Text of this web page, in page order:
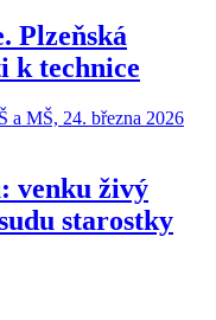
Plzeňská
k technice
venku živý
starostky